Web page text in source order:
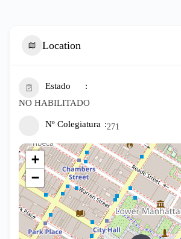
Location
Estado
NO HABILITADO
Nº Colegiatura 271
+
−